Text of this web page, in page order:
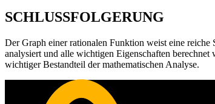
SCHLUSSFOLGERUNG
Der Graph einer rationalen Funktion weist eine
analysiert und alle wichtigen Eigenschaften
wichtiger Bestandteil der mathematischen Analyse.